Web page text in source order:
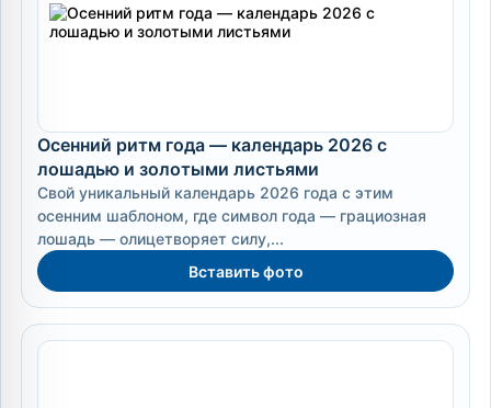
Осенний ритм года — календарь 2026 с
лошадью и золотыми листьями
Свой уникальный календарь 2026 года с этим
осенним шаблоном, где символ года — грациозная
лошадь — олицетворяет силу,...
Вставить фото